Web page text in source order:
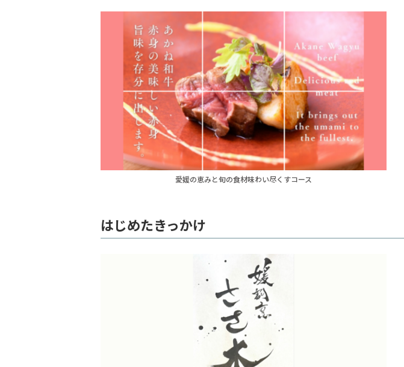
愛媛の恵みと旬の食材味わい尽くすコース
はじめたきっかけ